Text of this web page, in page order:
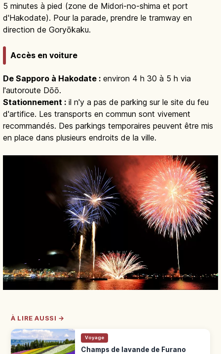
5 minutes à pied (zone de Midori-no-shima et port
d'Hakodate). Pour la parade, prendre le tramway en
direction de Goryōkaku.
Accès en voiture
De Sapporo à Hakodate : environ 4 h 30 à 5 h via
l'autoroute Dōō.
Stationnement : il n'y a pas de parking sur le site du feu
d'artifice. Les transports en commun sont vivement
recommandés. Des parkings temporaires peuvent être mis
en place dans plusieurs endroits de la ville.
À LIRE AUSSI →
Voyage
Champs de lavande de Furano